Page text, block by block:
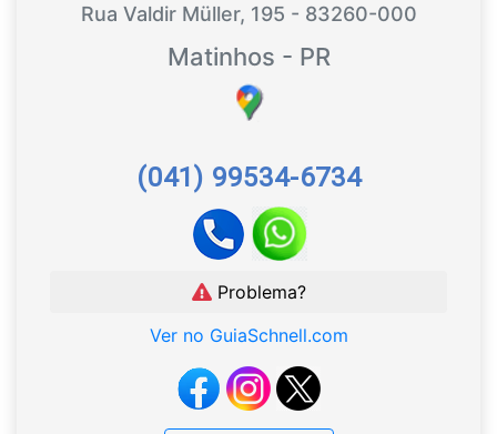
Rua Valdir Müller, 195 - 83260-000
Matinhos - PR
(041) 99534-6734
Problema?
Ver no GuiaSchnell.com